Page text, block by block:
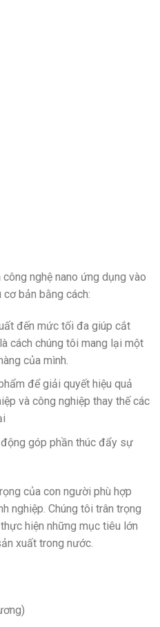
nghệ nano ứng dụng vào
bản bằng cách:
đến mức tối đa giúp cắt
cách chúng tôi mang lại một
của mình.
để giải quyết hiệu quả
và công nghiệp thay thế các
góp phần thúc đẩy sự
của con người phù hợp
nghiệp. Chúng tôi trân trọng
hiện những mục tiêu lớn
xuất trong nước.